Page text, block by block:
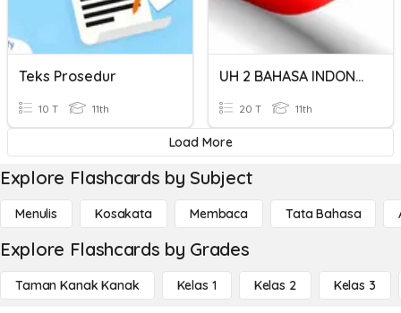
Teks Prosedur
10 T 11th
UH 2 BAHASA INDONESIA
20 T 11th
Load More
Explore Flashcards by Subject
Menulis Kosakata Membaca Tata Bahasa
Explore Flashcards by Grades
Taman Kanak Kanak Kelas 1 Kelas 2 Kelas 3